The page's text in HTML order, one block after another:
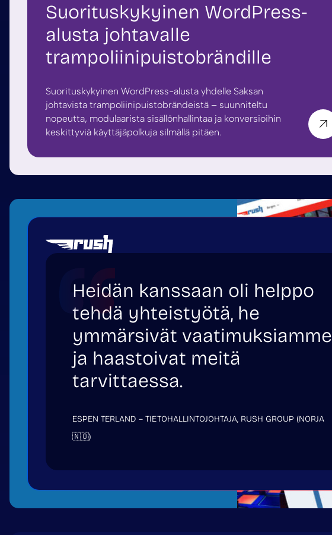
Suorituskykyinen WordPress-
alusta johtavalle
trampoliinipuistobrändille
Suorituskykyinen WordPress-alusta yhdelle Saksan
johtavista trampoliinipuistobrändeistä – suunniteltu
nopeutta, modulaarista sisällönhallintaa ja konversioihin
keskittyviä käyttäjäpolkuja silmällä pitäen.
Heidän kanssaan oli helppo
tehdä yhteistyötä, he
ymmärsivät vaatimuksiamme
ja haastoivat meitä
tarvittaessa.
ESPEN TERLAND – TIETOHALLINTOJOHTAJA, RUSH GROUP (NORJA
🇳🇴)